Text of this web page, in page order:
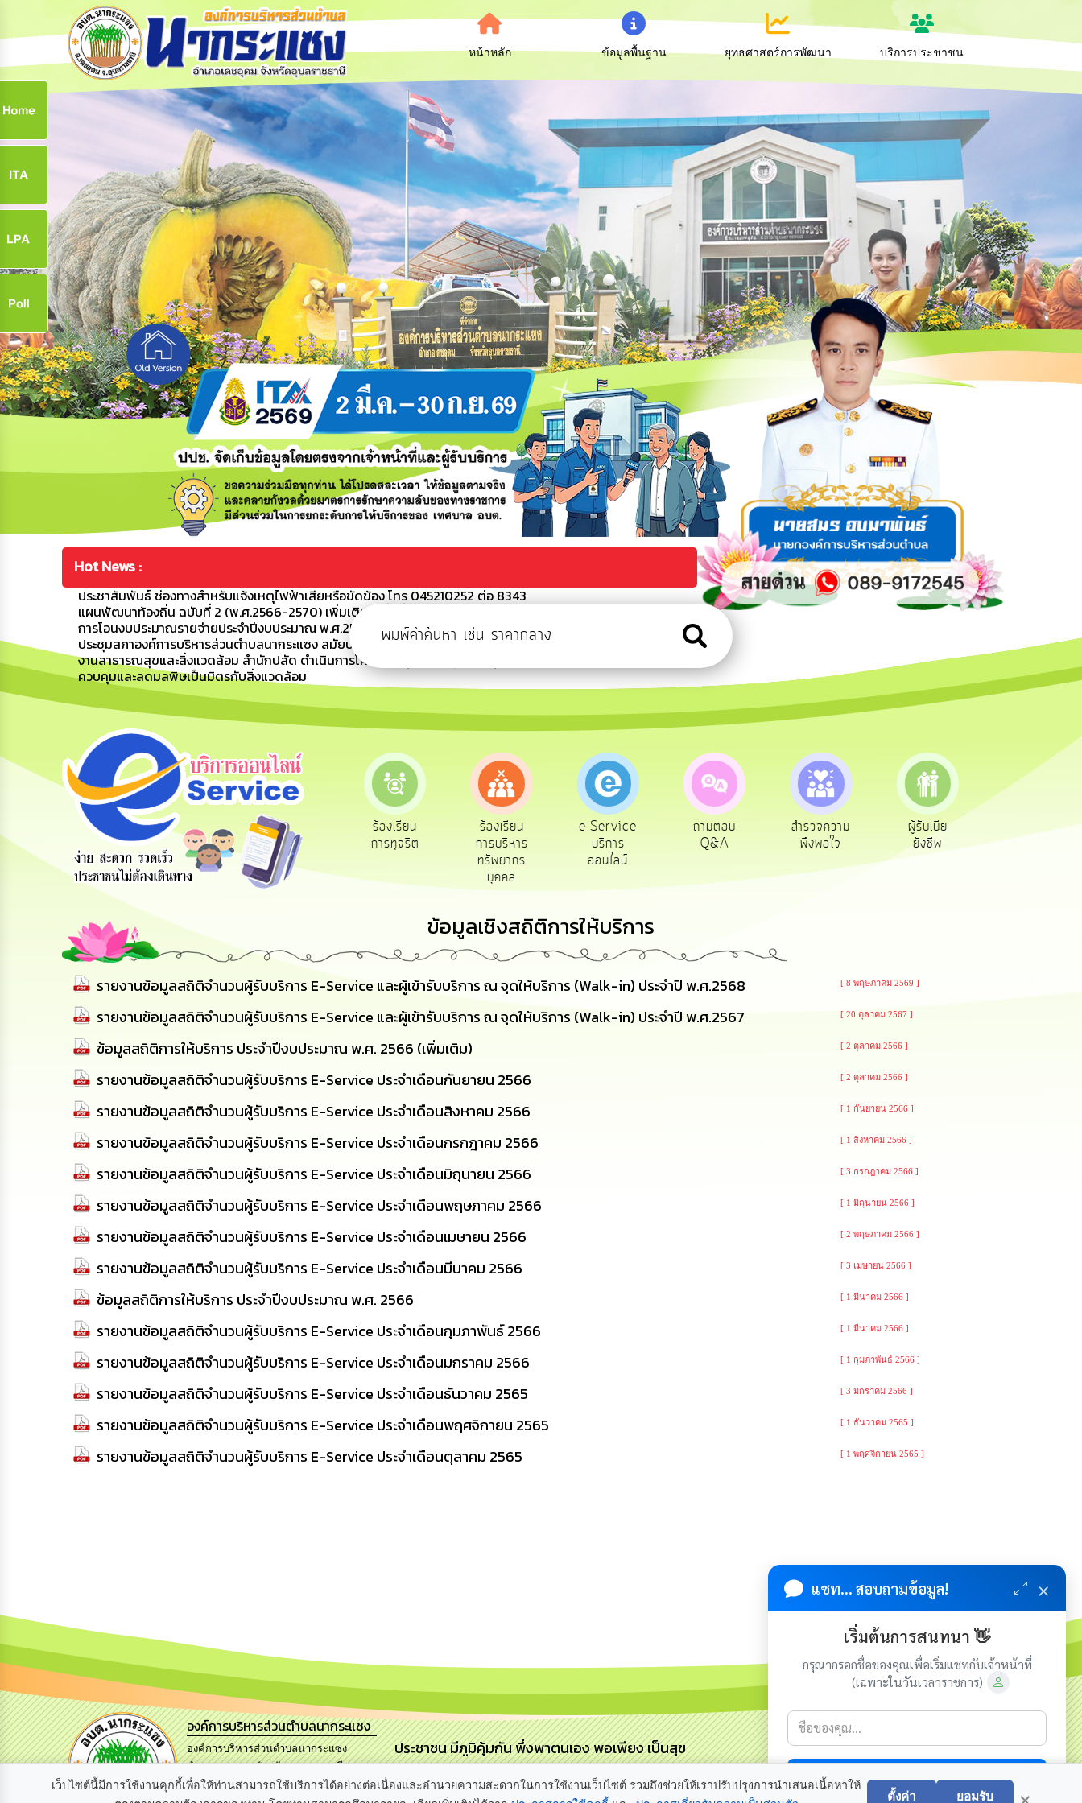
หน้าหลัก ข้อมูลพื้นฐาน ยุทธศาสตร์การพัฒนา บริการประชาชน
Hot News :
ประชาสัมพันธ์ ช่องทางสำหรับแจ้งเหตุไฟฟ้าเสียหรือขัดข้อง โทร 045210252 ต่อ 8343
แผนพัฒนาท้องถิ่น ฉบับที่ 2 (พ.ศ.2566-2570) เพิ่มเติม (ครั้งที่ 3/2569)
การโอนงบประมาณรายจ่ายประจำปีงบประมาณ พ.ศ.2569 ครั้งที่ 8
ประชุมสภาองค์การบริหารส่วนตำบลนากระแซง สมัยประชุมวิสามัญ ประจำปี 2569 สมัยที่ 1
งานสาธารณสุขและสิ่งแวดล้อม สำนักปลัด ดำเนินการโครงการคุ้มครอง ดูแล บำรุงรักษาทรัพยากรธรรมชาติและสิ่งแวดล้อม
ควบคุมและลดมลพิษเป็นมิตรกับสิ่งแวดล้อม
สายด่วนผู้
บริหาร
รับฟังความ
คิดเห็น
ประชาชน
ร้องเรียน
ร้องทุกข์
ร้องเรียน
การทุจริต
ร้องเรียน
การบริหาร
ทรัพยากร
บุคคล
e-Service
บริการ
ออนไลน์
ถามตอบ
Q&A
สำรวจความ
พึงพอใจ
ผู้รับเบีย
ยังชีพ
ประเมินภาษี
ท้องถิ่น
ข้อมูลเชิงสถิติการให้บริการ
รายงานข้อมูลสถิติจำนวนผู้รับบริการ E-Service และผู้เข้ารับบริการ ณ จุดให้บริการ (Walk-in) ประจำปี พ.ศ.2568 [ 8 พฤษภาคม 2569 ]
รายงานข้อมูลสถิติจำนวนผู้รับบริการ E-Service และผู้เข้ารับบริการ ณ จุดให้บริการ (Walk-in) ประจำปี พ.ศ.2567 [ 20 ตุลาคม 2567 ]
ข้อมูลสถิติการให้บริการ ประจำปีงบประมาณ พ.ศ. 2566 (เพิ่มเติม) [ 2 ตุลาคม 2566 ]
รายงานข้อมูลสถิติจำนวนผู้รับบริการ E-Service ประจำเดือนกันยายน 2566 [ 2 ตุลาคม 2566 ]
รายงานข้อมูลสถิติจำนวนผู้รับบริการ E-Service ประจำเดือนสิงหาคม 2566 [ 1 กันยายน 2566 ]
รายงานข้อมูลสถิติจำนวนผู้รับบริการ E-Service ประจำเดือนกรกฎาคม 2566 [ 1 สิงหาคม 2566 ]
รายงานข้อมูลสถิติจำนวนผู้รับบริการ E-Service ประจำเดือนมิถุนายน 2566 [ 3 กรกฎาคม 2566 ]
รายงานข้อมูลสถิติจำนวนผู้รับบริการ E-Service ประจำเดือนพฤษภาคม 2566 [ 1 มิถุนายน 2566 ]
รายงานข้อมูลสถิติจำนวนผู้รับบริการ E-Service ประจำเดือนเมษายน 2566 [ 2 พฤษภาคม 2566 ]
รายงานข้อมูลสถิติจำนวนผู้รับบริการ E-Service ประจำเดือนมีนาคม 2566 [ 3 เมษายน 2566 ]
ข้อมูลสถิติการให้บริการ ประจำปีงบประมาณ พ.ศ. 2566 [ 1 มีนาคม 2566 ]
รายงานข้อมูลสถิติจำนวนผู้รับบริการ E-Service ประจำเดือนกุมภาพันธ์ 2566 [ 1 มีนาคม 2566 ]
รายงานข้อมูลสถิติจำนวนผู้รับบริการ E-Service ประจำเดือนมกราคม 2566 [ 1 กุมภาพันธ์ 2566 ]
รายงานข้อมูลสถิติจำนวนผู้รับบริการ E-Service ประจำเดือนธันวาคม 2565 [ 3 มกราคม 2566 ]
รายงานข้อมูลสถิติจำนวนผู้รับบริการ E-Service ประจำเดือนพฤศจิกายน 2565 [ 1 ธันวาคม 2565 ]
รายงานข้อมูลสถิติจำนวนผู้รับบริการ E-Service ประจำเดือนตุลาคม 2565 [ 1 พฤศจิกายน 2565 ]
องค์การบริหารส่วนตำบลนากระแซง
องค์การบริหารส่วนตำบลนากระแซง
อำเภอเดชอุดม จังหวัดอุบลราชธานี
34160.
ประชาชน มีภูมิคุ้มกัน พึ่งพาตนเอง พอเพียง เป็นสุข เกี่ยวกับเรา ติดต่อเรา
ลิขสิทธิ์ © 2023-2024 องค์การบริหารส่วนตำบลนากระแซง. ขอสงวน
เว็บไซต์นี้มีการใช้งานคุกกี้เพื่อให้ท่านสามารถใช้บริการได้อย่างต่อเนื่องและอำนวยความสะดวกในการใช้งานเว็บไซต์ รวมถึงช่วยให้เราปรับปรุงการนำเสนอเนื้อหาให้
ตั้งค่า ยอมรับ
แชท... สอบถามข้อมูล! ×
เริ่มต้นการสนทนา 👋
กรุณากรอกชื่อของคุณเพื่อเริ่มแชทกับเจ้าหน้าที่
(เฉพาะในวันเวลาราชการ)